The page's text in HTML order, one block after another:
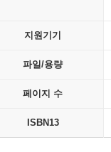
지원기기
파일/용량
페이지 수
ISBN13